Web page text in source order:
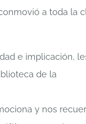
a toda la
e implicación,
de la
y nos